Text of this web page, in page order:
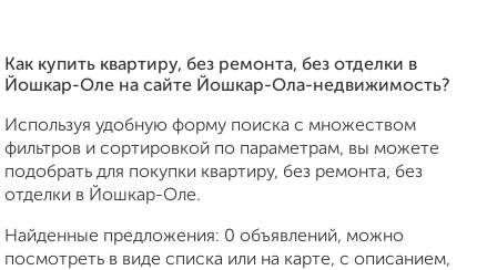
Как купить квартиру, без ремонта, без отделки в
Йошкар-Оле на сайте Йошкар-Ола-недвижимость?
Используя удобную форму поиска с множеством
фильтров и сортировкой по параметрам, вы можете
подобрать для покупки квартиру, без ремонта, без
отделки в Йошкар-Оле.
Найденные предложения: 0 объявлений, можно
посмотреть в виде списка или на карте, с описанием,